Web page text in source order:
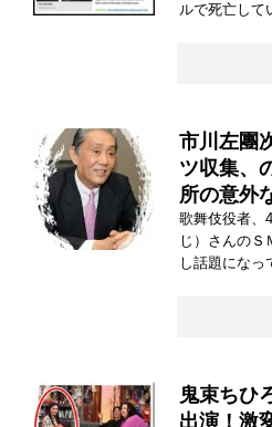
ルで死亡して
市川左團
ツ収集、
所の意外
歌舞伎役者、
じ）さんのＳ
し話題になっ
鬼束ちひ
出演！激